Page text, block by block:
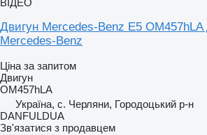
Двигун Mercedes-Benz E5 OM457hLA
Mercedes-Benz
Ціна за запитом
Двигун
OM457hLA
Україна, с. Черляни, Городоцький р-н
DANFULDUA
Зв'язатися з продавцем